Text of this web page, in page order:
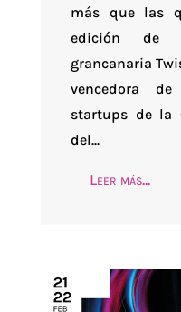
más que las
edición de
grancanaria
vencedora
startups de la
del...
Leer más...